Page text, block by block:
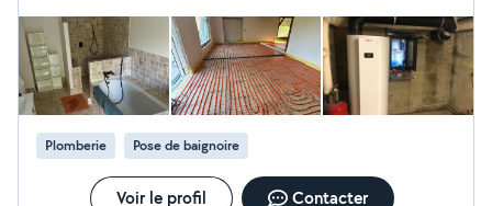
Plomberie Pose de baignoire
Voir le profil Contacter